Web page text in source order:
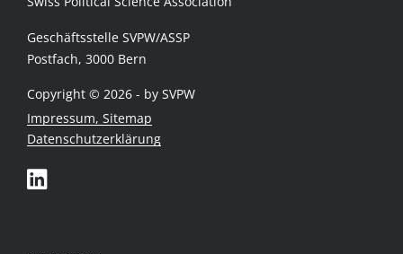
Geschäftsstelle SVPW/ASSP
Postfach, 3000 Bern
Copyright © 2026 - by SVPW
Impressum, Sitemap
Datenschutzerklärung